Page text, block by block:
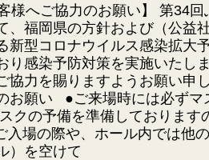
様へご協力のお願い】 第34回
、福岡県の方針および（公益
新型コロナウイルス感染拡大
り感染予防対策を実施いたし
協力を賜りますようお願い
お願い ●ご来場時には必ずマ
クの予備を準備しております
入場の際や、ホール内では他
）を空けて